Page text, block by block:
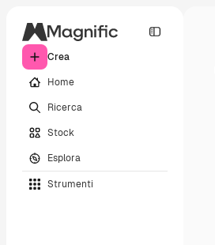
Crea
Home
Ricerca
Stock
Esplora
Strumenti